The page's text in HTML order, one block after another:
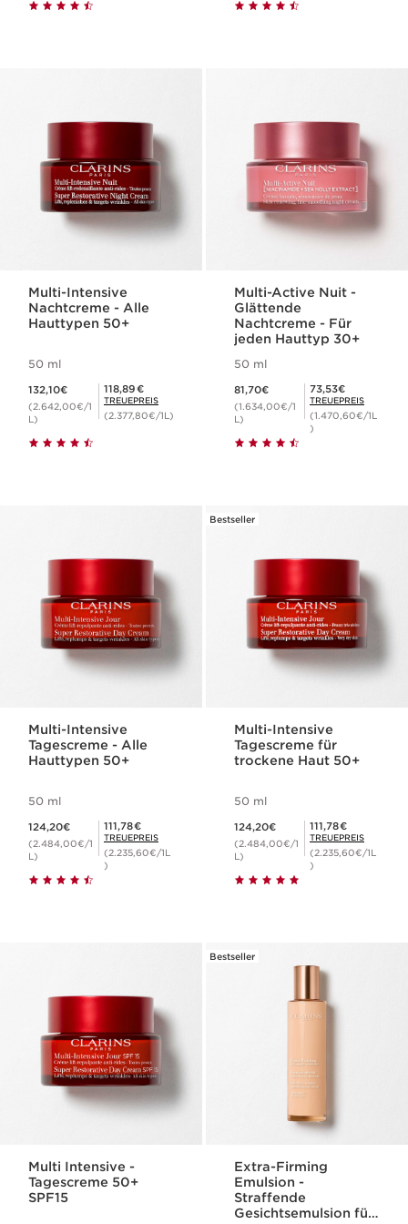
Multi-Intensive
Nachtcreme - Alle
Hauttypen 50+
50 ml
132,10€
(2.642,00€/1
L)
Mitgliederpreis 118,89€
118,89€
TREUEPREIS
(2.377,80€/1L)
Multi-Active Nuit -
Glättende
Nachtcreme - Für
jeden Hauttyp 30+
50 ml
81,70€
(1.634,00€/1
L)
Mitgliederpreis 73,53€
73,53€
TREUEPREIS
(1.470,60€/1L
)
Multi-Intensive
Tagescreme - Alle
Hauttypen 50+
50 ml
124,20€
(2.484,00€/1
L)
Mitgliederpreis 111,78€
111,78€
TREUEPREIS
(2.235,60€/1L
)
Bestseller
Multi-Intensive
Tagescreme für
trockene Haut 50+
50 ml
124,20€
(2.484,00€/1
L)
Mitgliederpreis 111,78€
111,78€
TREUEPREIS
(2.235,60€/1L
)
Multi Intensive -
Tagescreme 50+
SPF15
Bestseller
Extra-Firming
Emulsion -
Straffende
Gesichtsemulsion für